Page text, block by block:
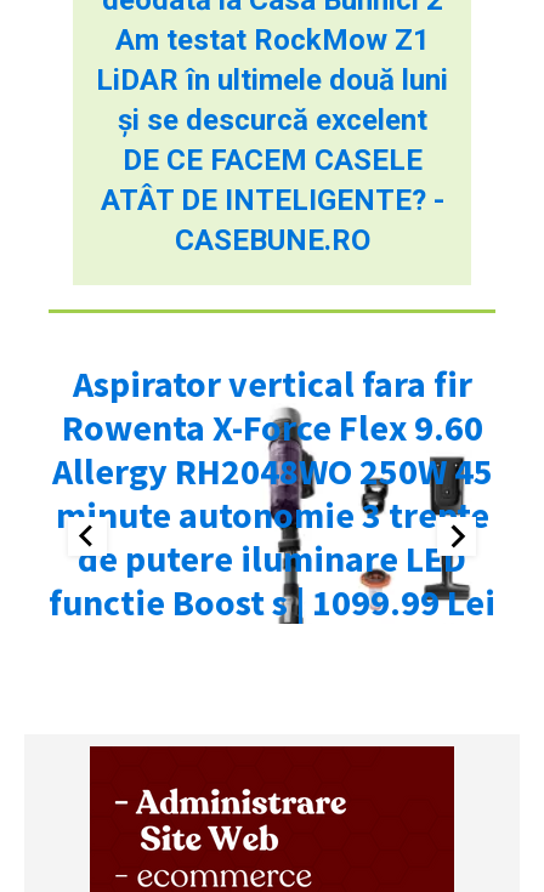
Am testat RockMow Z1
LiDAR în ultimele două luni
și se descurcă excelent
DE CE FACEM CASELE
ATÂT DE INTELIGENTE? -
CASEBUNE.RO